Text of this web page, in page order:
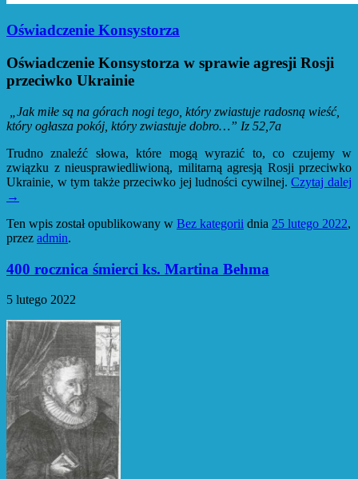
Oświadczenie Konsystorza
Oświadczenie Konsystorza w sprawie agresji Rosji
przeciwko Ukrainie
„Jak miłe są na górach nogi tego, który zwiastuje radosną wieść,
który ogłasza pokój, który zwiastuje dobro…” Iz 52,7a
Trudno znaleźć słowa, które mogą wyrazić to, co czujemy w
związku z nieusprawiedliwioną, militarną agresją Rosji przeciwko
Ukrainie, w tym także przeciwko jej ludności cywilnej.Czytaj dalej
→
Ten wpis został opublikowany w Bez kategorii dnia 25 lutego 2022,
przez admin.
400 rocznica śmierci ks. Martina Behma
5 lutego 2022